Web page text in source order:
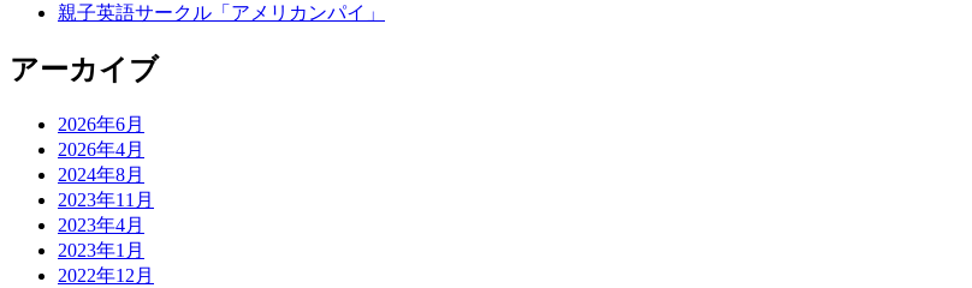
親子英語サークル「アメリカンパイ」
アーカイブ
2026年6月
2026年4月
2024年8月
2023年11月
2023年4月
2023年1月
2022年12月